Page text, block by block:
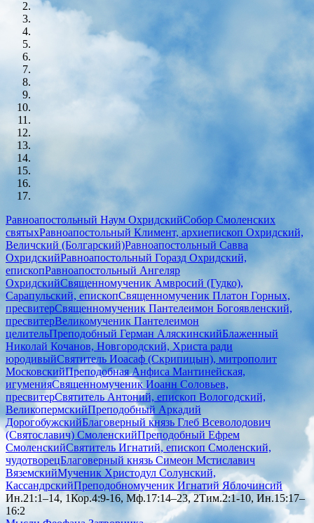
Равноапостольный Наум ОхридскийСобор Смоленских
святыхРавноапостольный Климент, архиепископ Охридский,
Величский (Болгарский)Равноапостольный Савва
ОхридскийРавноапостольный Горазд Охридский,
епископРавноапостольный Ангеляр
ОхридскийСвященномученик Амвросий (Гудко),
Сарапульский, епископСвященномученик Платон Горных,
пресвитерСвященномученик Пантелеимон Богоявленский,
пресвитерВеликомученик Пантелеимон
целительПреподобный Герман АляскинскийБлаженный
Николай Кочанов, Новгородский, Христа ради
юродивыйСвятитель Иоасаф (Скрипицын), митрополит
МосковскийПреподобная Анфиса Мантинейская,
игуменияСвященномученик Иоанн Соловьев,
пресвитерСвятитель Антоний, епископ Вологодский,
ВеликопермскийПреподобный Аркадий
ДорогобужскийБлаговерный князь Глеб Всеволодович
(Святославич) СмоленскийПреподобный Ефрем
СмоленскийСвятитель Игнатий, епископ Смоленский,
чудотворецБлаговерный князь Симеон Мстиславич
ВяземскийМученик Христодул Солунский,
КассандрскийПреподобномученик Игнатий Яблочинсий
Ин.21:1–14, 1Кор.4:9-16, Мф.17:14–23, 2Тим.2:1-10, Ин.15:17–
16:2